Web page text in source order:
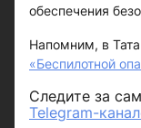
обеспечения
Напомним, в
«Беспилотной
Следите за
Telegram-